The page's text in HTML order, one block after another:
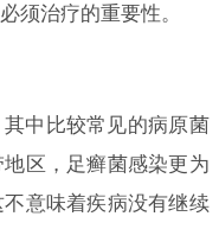
须治疗的重要性。
中比较常见的病原菌
区，足癣菌感染更为
意味着疾病没有继续